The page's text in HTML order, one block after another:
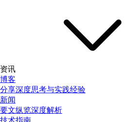
资讯
博客
分享深度思考与实践经验
新闻
要文纵览深度解析
技术指南